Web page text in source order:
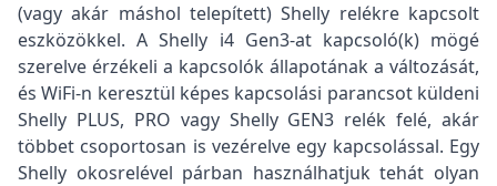
(vagy akár máshol telepített) Shelly relékre kapcsolt
eszközökkel. A Shelly i4 Gen3-at kapcsoló(k) mögé
szerelve érzékeli a kapcsolók állapotának a változását,
és WiFi-n keresztül képes kapcsolási parancsot küldeni
Shelly PLUS, PRO vagy Shelly GEN3 relék felé, akár
többet csoportosan is vezérelve egy kapcsolással. Egy
Shelly okosrelével párban használhatjuk tehát olyan